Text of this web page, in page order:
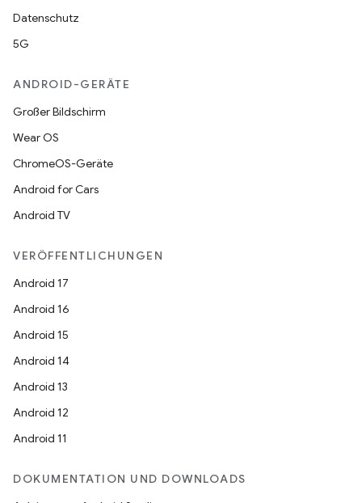
Datenschutz
5G
ANDROID-GERÄTE
Großer Bildschirm
Wear OS
ChromeOS-Geräte
Android for Cars
Android TV
VERÖFFENTLICHUNGEN
Android 17
Android 16
Android 15
Android 14
Android 13
Android 12
Android 11
DOKUMENTATION UND DOWNLOADS